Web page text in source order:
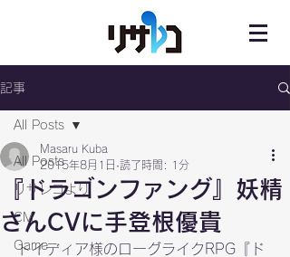
記事
All Posts
リサレコより
CM
Game
All Posts
『ドラゴンファング』妖精
さんCVに手登根優貴
Masaru Kuba
2015年8月1日 読了時間: 1分
トイディア様のローグライクRPG『ド